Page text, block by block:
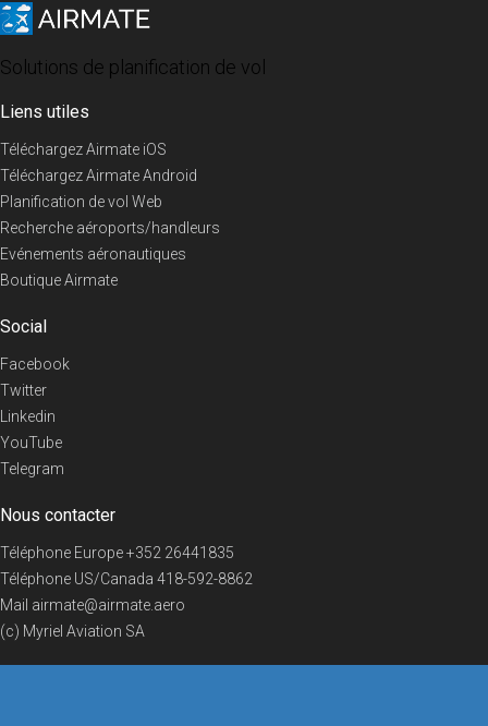
Solutions de planification de vol
Liens utiles
Téléchargez Airmate iOS
Téléchargez Airmate Android
Planification de vol Web
Recherche aéroports/handleurs
Evénements aéronautiques
Boutique Airmate
Social
Facebook
Twitter
Linkedin
YouTube
Telegram
Nous contacter
Téléphone Europe+352 26441835
Téléphone US/Canada 418-592-8862
Mail airmate@airmate.aero
(c) Myriel Aviation SA